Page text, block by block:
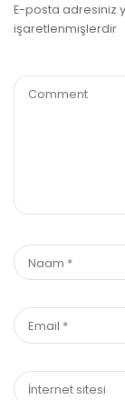
E-posta adresiniz
işaretlenmişlerdir